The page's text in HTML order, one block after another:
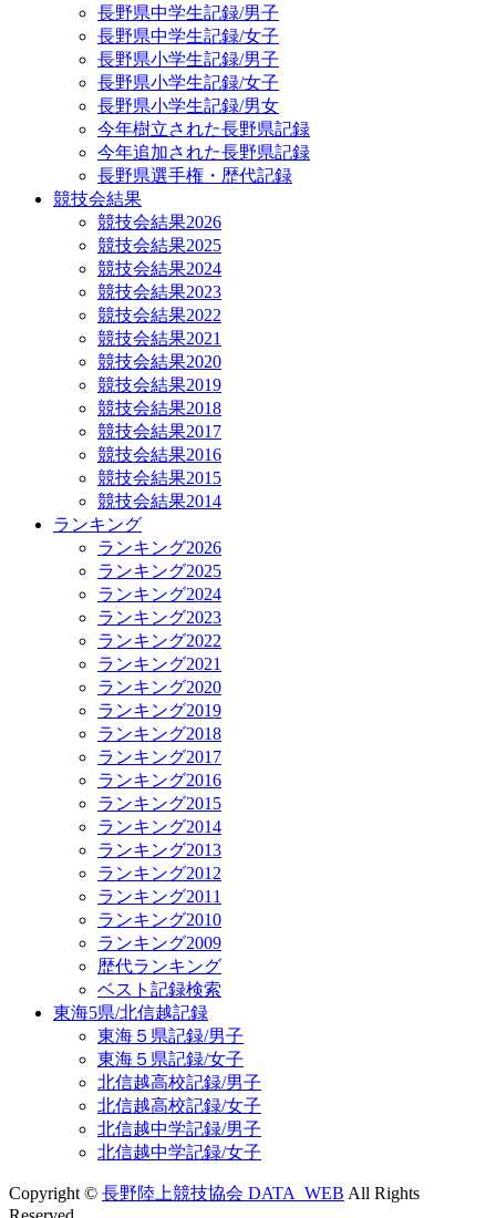
長野県中学生記録/男子
長野県中学生記録/女子
長野県小学生記録/男子
長野県小学生記録/女子
長野県小学生記録/男女
今年樹立された長野県記録
今年追加された長野県記録
長野県選手権・歴代記録
競技会結果
競技会結果2026
競技会結果2025
競技会結果2024
競技会結果2023
競技会結果2022
競技会結果2021
競技会結果2020
競技会結果2019
競技会結果2018
競技会結果2017
競技会結果2016
競技会結果2015
競技会結果2014
ランキング
ランキング2026
ランキング2025
ランキング2024
ランキング2023
ランキング2022
ランキング2021
ランキング2020
ランキング2019
ランキング2018
ランキング2017
ランキング2016
ランキング2015
ランキング2014
ランキング2013
ランキング2012
ランキング2011
ランキング2010
ランキング2009
歴代ランキング
ベスト記録検索
東海5県/北信越記録
東海５県記録/男子
東海５県記録/女子
北信越高校記録/男子
北信越高校記録/女子
北信越中学記録/男子
北信越中学記録/女子
Copyright © 長野陸上競技協会 DATA_WEB All Rights